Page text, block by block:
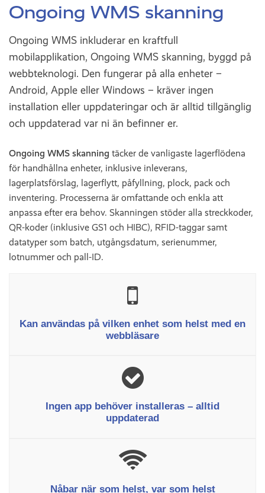
Ongoing WMS skanning
Ongoing WMS inkluderar en kraftfull
mobilapplikation, Ongoing WMS skanning, byggd på
webbteknologi. Den fungerar på alla enheter –
Android, Apple eller Windows – kräver ingen
installation eller uppdateringar och är alltid tillgänglig
och uppdaterad var ni än befinner er.
Ongoing WMS skanning täcker de vanligaste lagerflödena
för handhållna enheter, inklusive inleverans,
lagerplatsförslag, lagerflytt, påfyllning, plock, pack och
inventering. Processerna är omfattande och enkla att
anpassa efter era behov. Skanningen stöder alla streckkoder,
QR-koder (inklusive GS1 och HIBC), RFID-taggar samt
datatyper som batch, utgångsdatum, serienummer,
lotnummer och pall-ID.
Kan användas på vilken enhet som helst med en
webbläsare
Ingen app behöver installeras – alltid
uppdaterad
Nåbar när som helst, var som helst